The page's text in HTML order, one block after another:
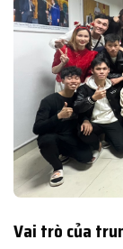
Vai trò của